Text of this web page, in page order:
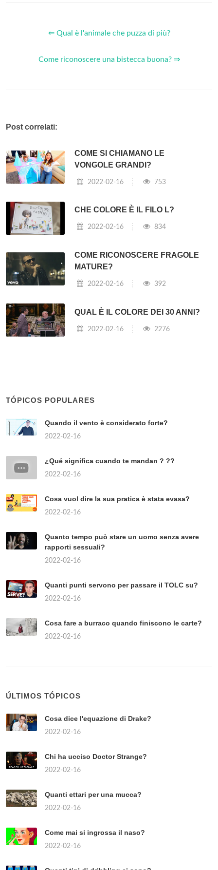
⇐ Qual è l'animale che puzza di più?
Come riconoscere una bistecca buona? ⇒
Post correlati:
COME SI CHIAMANO LE
VONGOLE GRANDI?
2022-02-16 753
CHE COLORE È IL FILO L?
2022-02-16 834
COME RICONOSCERE FRAGOLE
MATURE?
2022-02-16 392
QUAL È IL COLORE DEI 30 ANNI?
2022-02-16 2276
TÓPICOS POPULARES
Quando il vento è considerato forte?
2022-02-16
¿Qué significa cuando te mandan ? ??
2022-02-16
Cosa vuol dire la sua pratica è stata evasa?
2022-02-16
Quanto tempo può stare un uomo senza avere
rapporti sessuali?
2022-02-16
Quanti punti servono per passare il TOLC su?
2022-02-16
Cosa fare a burraco quando finiscono le carte?
2022-02-16
ÚLTIMOS TÓPICOS
Cosa dice l'equazione di Drake?
2022-02-16
Chi ha ucciso Doctor Strange?
2022-02-16
Quanti ettari per una mucca?
2022-02-16
Come mai si ingrossa il naso?
2022-02-16